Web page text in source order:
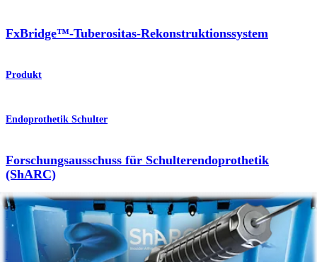
FxBridge™-Tuberositas-Rekonstruktionssystem
Produkt
Endoprothetik Schulter
Forschungsausschuss für Schulterendoprothetik
(ShARC)
Produkt
Endoprothetik Schulter